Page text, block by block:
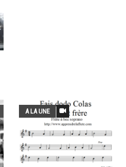
A LA UNE